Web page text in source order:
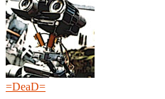
=DeaD=